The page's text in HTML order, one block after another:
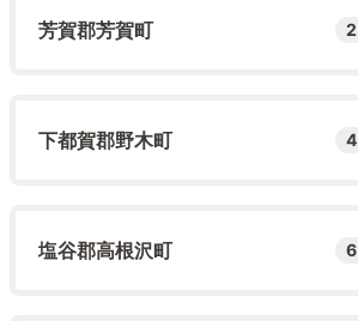
芳賀郡芳賀町 2
下都賀郡野木町 4
塩谷郡高根沢町 6